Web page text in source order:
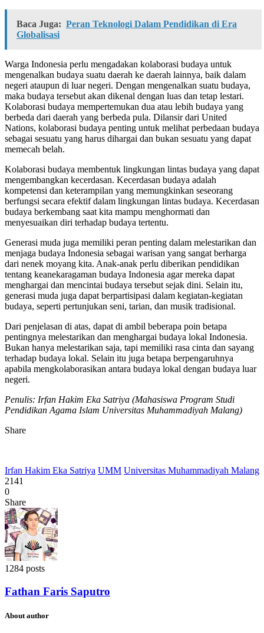
Baca Juga: Peran Teknologi Dalam Pendidikan di Era
Globalisasi
Warga Indonesia perlu mengadakan kolaborasi budaya untuk
mengenalkan budaya suatu daerah ke daerah lainnya, baik dalam
negeri ataupun di luar negeri. Dengan mengenalkan suatu budaya,
maka budaya tersebut akan dikenal dengan luas dan tetap lestari.
Kolaborasi budaya mempertemukan dua atau lebih budaya yang
berbeda dari daerah yang berbeda pula. Dilansir dari United
Nations, kolaborasi budaya penting untuk melihat perbedaan budaya
sebagai sesuatu yang harus dihargai dan bukan sesuatu yang dapat
memecah belah.
Kolaborasi budaya membentuk lingkungan lintas budaya yang dapat
mengembangkan kecerdasan. Kecerdasan budaya adalah
kompetensi dan keterampilan yang memungkinkan seseorang
berfungsi secara efektif dalam lingkungan lintas budaya. Kecerdasan
budaya berkembang saat kita mampu menghormati dan
menyesuaikan diri terhadap budaya tertentu.
Generasi muda juga memiliki peran penting dalam melestarikan dan
menjaga budaya Indonesia sebagai warisan yang sangat berharga
dari nenek moyang kita. Anak-anak perlu diberikan pendidikan
tentang keanekaragaman budaya Indonesia agar mereka dapat
menghargai dan mencintai budaya tersebut sejak dini. Selain itu,
generasi muda juga dapat berpartisipasi dalam kegiatan-kegiatan
budaya, seperti pertunjukan seni, tarian, dan musik tradisional.
Dari penjelasan di atas, dapat di ambil beberapa poin betapa
pentingnya melestarikan dan menghargai budaya lokal Indonesia.
Bukan hanya melestarikan saja, tapi memiliki rasa cinta dan sayang
terhadap budaya lokal. Selain itu juga betapa berpengaruhnya
apabila mengkolaborasikan antara budaya lokal dengan budaya luar
negeri.
Penulis: Irfan Hakim Eka Satriya (Mahasiswa Program Studi
Pendidikan Agama Islam Universitas Muhammadiyah Malang)
Share
Irfan Hakim Eka Satriya UMM Universitas Muhammadiyah Malang
2141
0
Share
1284 posts
Fathan Faris Saputro
About author